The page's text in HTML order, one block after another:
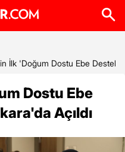
İlk 'Doğum Dostu Ebe Destek
Dostu Ebe
Açıldı